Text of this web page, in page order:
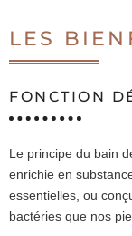
LES
FONCTION
Le principe du bain
enrichie en
essentielles, ou
bactéries que nos